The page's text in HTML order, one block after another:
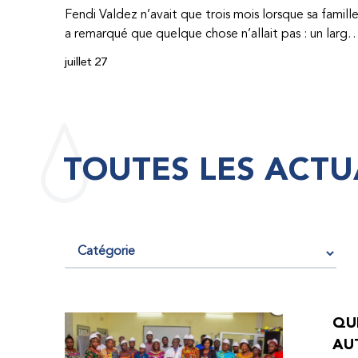
Fendi Valdez n’avait que trois mois lorsque sa famille
a remarqué que quelque chose n’allait pas : un large
hématome était apparu sur son corps. À l’époque,
étaient chers et difficiles à se procurer. Afin que son
saignements, manquait l’école, était hospitalisé, et a
fini par développer des problèmes très graves aux
par le Programme d’aide humanitaire de la
Fédération mondiale de l’hémophilie qu’il a
juillet 27
TOUTES LES